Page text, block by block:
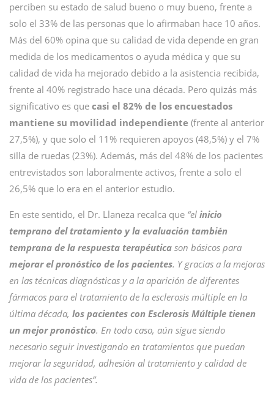
perciben su estado de salud bueno o muy bueno, frente a
solo el 33% de las personas que lo afirmaban hace 10 años.
Más del 60% opina que su calidad de vida depende en gran
medida de los medicamentos o ayuda médica y que su
calidad de vida ha mejorado debido a la asistencia recibida,
frente al 40% registrado hace una década. Pero quizás más
significativo es que casi el 82% de los encuestados
mantiene su movilidad independiente (frente al anterior
27,5%), y que solo el 11% requieren apoyos (48,5%) y el 7%
silla de ruedas (23%). Además, más del 48% de los pacientes
entrevistados son laboralmente activos, frente a solo el
26,5% que lo era en el anterior estudio.
En este sentido, el Dr. Llaneza recalca que “el inicio
temprano del tratamiento y la evaluación también
temprana de la respuesta terapéutica son básicos para
mejorar el pronóstico de los pacientes. Y gracias a la mejoras
en las técnicas diagnósticas y a la aparición de diferentes
fármacos para el tratamiento de la esclerosis múltiple en la
última década, los pacientes con Esclerosis Múltiple tienen
un mejor pronóstico. En todo caso, aún sigue siendo
necesario seguir investigando en tratamientos que puedan
mejorar la seguridad, adhesión al tratamiento y calidad de
vida de los pacientes”.